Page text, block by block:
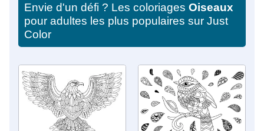
Envie d'un défi ? Les coloriages Oiseaux
pour adultes les plus populaires sur Just
Color